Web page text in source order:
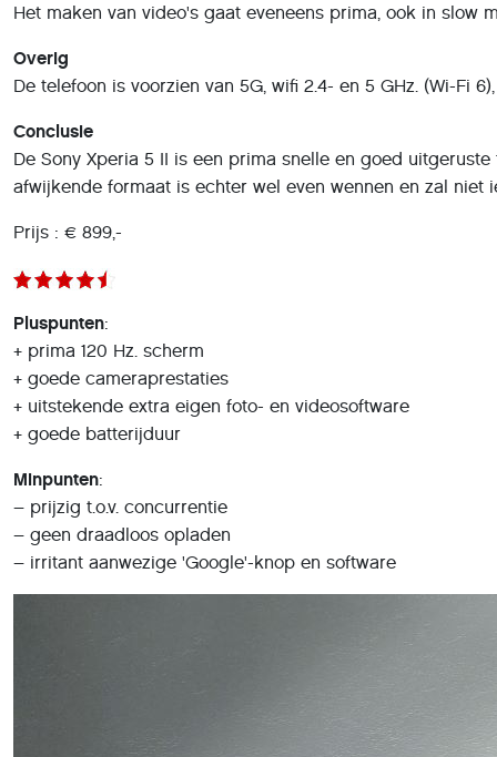
Het maken van video's gaat eveneens prima, ook in slow
Overig
De telefoon is voorzien van 5G, wifi 2.4- en 5 GHz. (Wi-Fi
Conclusie
De Sony Xperia 5 II is een prima snelle en goed
afwijkende formaat is echter wel even wennen en zal niet
Prijs : € 899,-
Pluspunten:
+ prima 120 Hz. scherm
+ goede cameraprestaties
+ uitstekende extra eigen foto- en videosoftware
+ goede batterijduur
Minpunten:
– prijzig t.o.v. concurrentie
– geen draadloos opladen
– irritant aanwezige 'Google'-knop en software